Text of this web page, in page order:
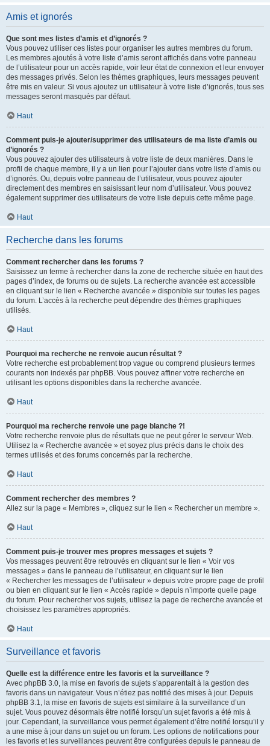
Amis et ignorés
Que sont mes listes d’amis et d’ignorés ?
Vous pouvez utiliser ces listes pour organiser les autres membres du forum.
Les membres ajoutés à votre liste d’amis seront affichés dans votre panneau
de l’utilisateur pour un accès rapide, voir leur état de connexion et leur envoyer
des messages privés. Selon les thèmes graphiques, leurs messages peuvent
être mis en valeur. Si vous ajoutez un utilisateur à votre liste d’ignorés, tous ses
messages seront masqués par défaut.
Haut
Comment puis-je ajouter/supprimer des utilisateurs de ma liste d’amis ou
d’ignorés ?
Vous pouvez ajouter des utilisateurs à votre liste de deux manières. Dans le
profil de chaque membre, il y a un lien pour l’ajouter dans votre liste d’amis ou
d’ignorés. Ou, depuis votre panneau de l’utilisateur, vous pouvez ajouter
directement des membres en saisissant leur nom d’utilisateur. Vous pouvez
également supprimer des utilisateurs de votre liste depuis cette même page.
Haut
Recherche dans les forums
Comment rechercher dans les forums ?
Saisissez un terme à rechercher dans la zone de recherche située en haut des
pages d’index, de forums ou de sujets. La recherche avancée est accessible
en cliquant sur le lien « Recherche avancée » disponible sur toutes les pages
du forum. L’accès à la recherche peut dépendre des thèmes graphiques
utilisés.
Haut
Pourquoi ma recherche ne renvoie aucun résultat ?
Votre recherche est probablement trop vague ou comprend plusieurs termes
courants non indexés par phpBB. Vous pouvez affiner votre recherche en
utilisant les options disponibles dans la recherche avancée.
Haut
Pourquoi ma recherche renvoie une page blanche ?!
Votre recherche renvoie plus de résultats que ne peut gérer le serveur Web.
Utilisez la « Recherche avancée » et soyez plus précis dans le choix des
termes utilisés et des forums concernés par la recherche.
Haut
Comment rechercher des membres ?
Allez sur la page « Membres », cliquez sur le lien « Rechercher un membre ».
Haut
Comment puis-je trouver mes propres messages et sujets ?
Vos messages peuvent être retrouvés en cliquant sur le lien « Voir vos
messages » dans le panneau de l’utilisateur, en cliquant sur le lien
« Rechercher les messages de l’utilisateur » depuis votre propre page de profil
ou bien en cliquant sur le lien « Accès rapide » depuis n’importe quelle page
du forum. Pour rechercher vos sujets, utilisez la page de recherche avancée et
choisissez les paramètres appropriés.
Haut
Surveillance et favoris
Quelle est la différence entre les favoris et la surveillance ?
Avec phpBB 3.0, la mise en favoris de sujets s’apparentait à la gestion des
favoris dans un navigateur. Vous n’étiez pas notifié des mises à jour. Depuis
phpBB 3.1, la mise en favoris de sujets est similaire à la surveillance d’un
sujet. Vous pouvez désormais être notifié lorsqu’un sujet favoris a été mis à
jour. Cependant, la surveillance vous permet également d’être notifié lorsqu’il y
a une mise à jour dans un sujet ou un forum. Les options de notifications pour
les favoris et les surveillances peuvent être configurées depuis le panneau de